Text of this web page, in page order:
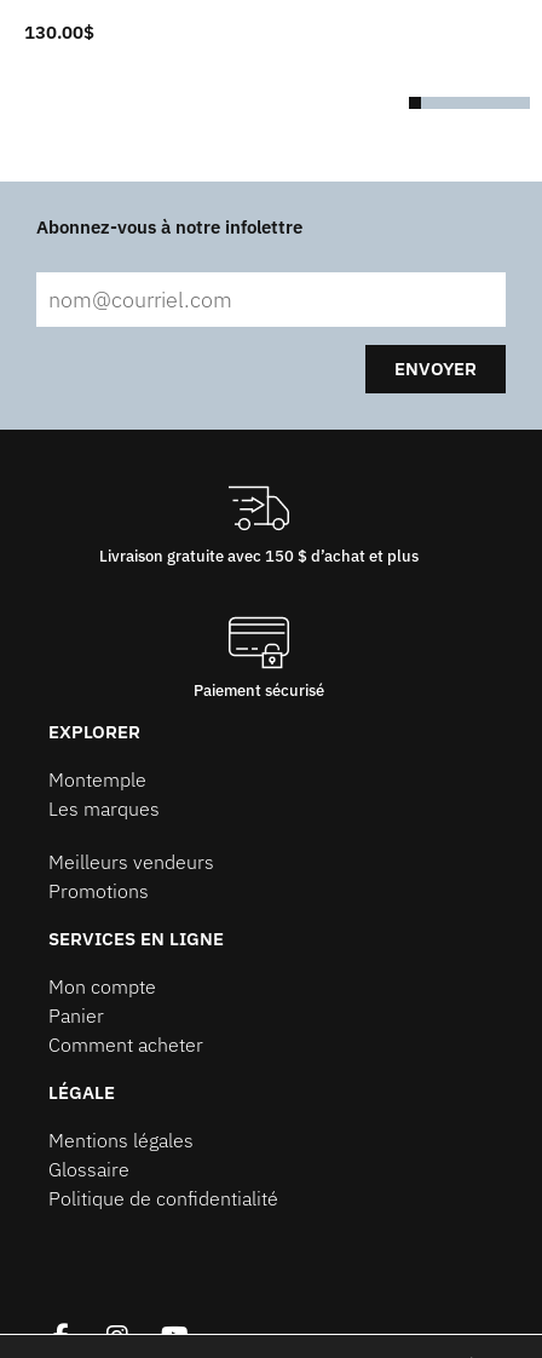
130.00$
Abonnez-vous à notre infolettre
ENVOYER
Livraison gratuite avec 150 $ d’achat et plus
Paiement sécurisé
EXPLORER
Montemple
Les marques
Meilleurs vendeurs
Promotions
SERVICES EN LIGNE
Mon compte
Panier
Comment acheter
LÉGALE
Mentions légales
Glossaire
Politique de confidentialité